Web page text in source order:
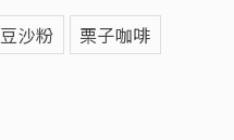
豆沙粉
栗子咖啡